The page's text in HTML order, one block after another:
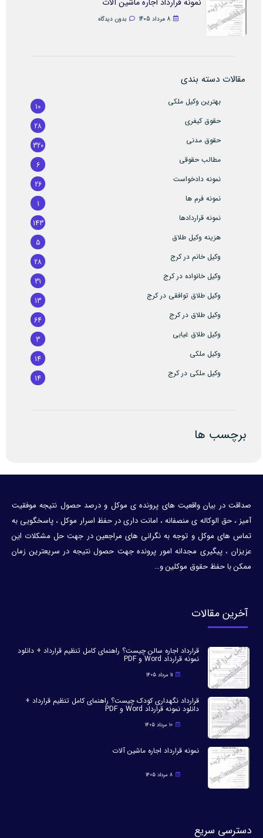
8 مرداد 1405 بدون دیدگاه
مقالات دسته بندی
بهترین وکیل ملکی
10
حقوق کیفری
28
حقوق مدنی
320
مطالب حقوقی
6
نمونه دادخواست
26
نمونه فرم ها
1
نمونه قراردادها
143
هزینه وکیل طلاق
5
وکیل خانم در کرج
28
وکیل خانواده در کرج
31
وکیل طلاق توافقی در کرج
13
وکیل طلاق در کرج
64
وکیل طلاق غیابی
3
وکیل ملکی
14
وکیل ملکی در کرج
14
برچسب ها
صداقت در بیان واقعیت های پرونده ی موکل و درصد حصول نتیجه موفقیت
آمیز ، حق الوکاله ی منصفانه ، امانت داری در حفظ اسرار موکل ، پاسخگویی به
تماس های موکل و توجه به نگرانی های مراجعین در جهت حل مشکلات این
عزیزان ، پیگیری مجدانه امور پرونده جهت حصول نتیجه در سریعترین زمان
ممکن با حفظ حقوق موکلین و…
آخرین مقالات
قرارداد اجاره سالن چیست؟ راهنمای کامل تنظیم قرارداد + دانلود
نمونه قرارداد Word و PDF
11 مرداد 1405
قرارداد نگهداری کودک چیست؟ راهنمای کامل تنظیم قرارداد +
دانلود نمونه قرارداد Word و PDF
10 مرداد 1405
نمونه قرارداد اجاره ماشین آلات
8 مرداد 1405
دسترسی سریع